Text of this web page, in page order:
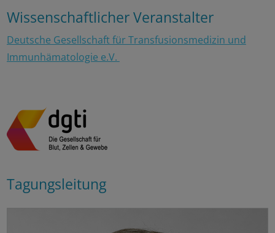
Wissenschaftlicher Veranstalter
Deutsche Gesellschaft für Transfusionsmedizin und
Immunhämatologie e.V.
Tagungsleitung